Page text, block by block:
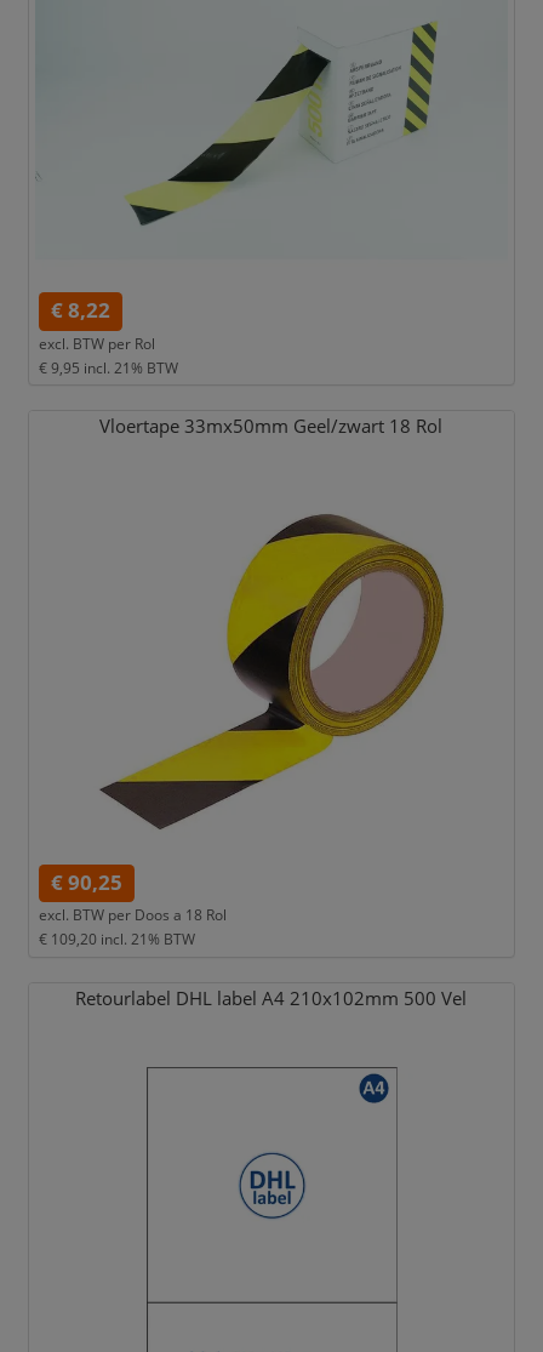
€ 8,22
excl. BTW per Rol
€ 9,95 incl. 21% BTW
Vloertape 33mx50mm Geel/zwart 18 Rol
€ 90,25
excl. BTW per Doos a 18 Rol
€ 109,20 incl. 21% BTW
Retourlabel DHL label A4 210x102mm 500 Vel